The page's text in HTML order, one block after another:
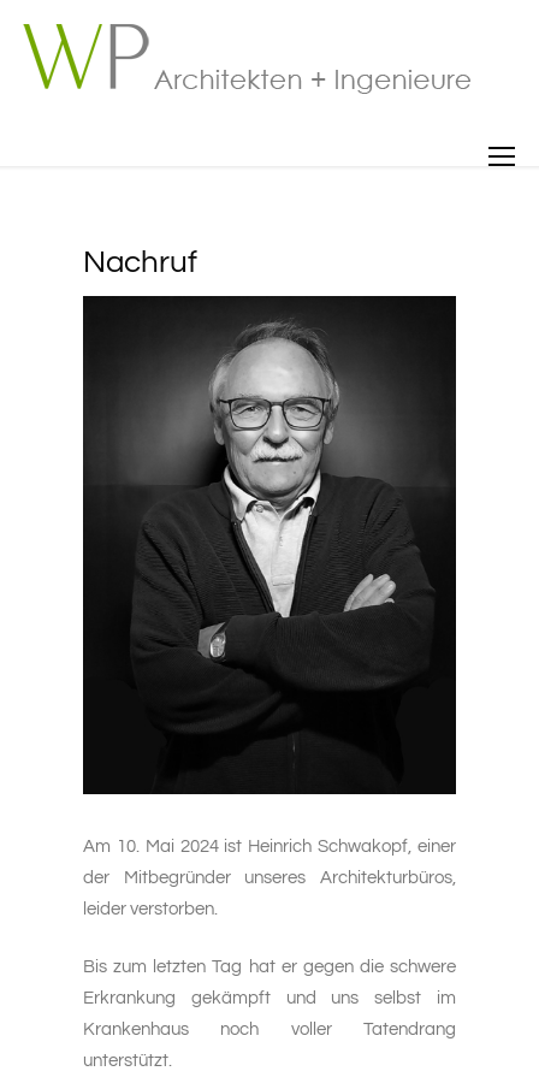
Nachruf
Am 10. Mai 2024 ist Heinrich Schwakopf, einer
der Mitbegründer unseres Architekturbüros,
leider verstorben.
Bis zum letzten Tag hat er gegen die schwere
Erkrankung gekämpft und uns selbst im
Krankenhaus noch voller Tatendrang
unterstützt.